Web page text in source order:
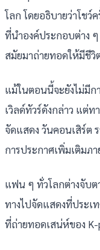
โลก โดยอธิบายว่าโช
ที่นำองค์ประกอบต่าง ๆ
สมัยมาถ่ายทอดให้มีชีวิ
แม้ในตอนนี้จะยังไม่มีก
เวิลด์ทัวร์ดังกล่าว แต่
จัดแสดง วันคอนเสิร์ต
การประกาศเพิ่มเติมภ
แฟน ๆ ทั่วโลกต่างจับต
ทางไปจัดแสดงที่ประเ
ที่ถ่ายทอดเสน่ห์ของ